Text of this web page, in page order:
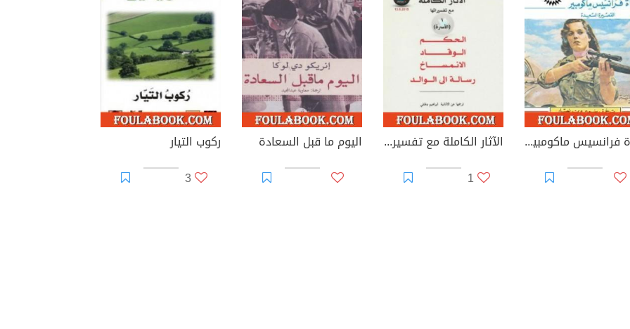
حياة فرانسيس ماكومبير القصيرة السعيدة
الآثار الكاملة مع تفسيراتها - الأسرة
1
اليوم ما قبل السعادة
ركوب التيار
3